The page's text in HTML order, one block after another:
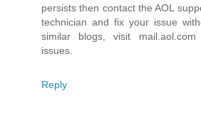
persists then contact the AOL
technician and fix your issue
similar blogs, visit mail.aol.com
issues.
Reply